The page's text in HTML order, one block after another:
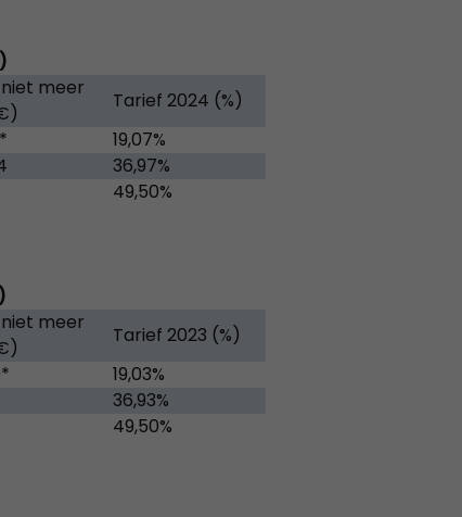
meer
Tarief 2024 (%)
19,07%
36,97%
49,50%
meer
Tarief 2023 (%)
19,03%
36,93%
49,50%